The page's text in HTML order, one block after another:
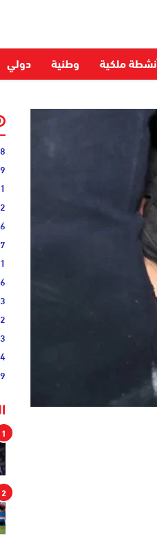
أنشطة ملكية وطنية دولي
1
2